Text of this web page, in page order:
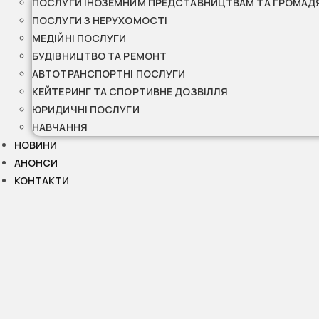
ПОСЛУГИ З НЕРУХОМОСТІ
МЕДІЙНІ ПОСЛУГИ
БУДІВНИЦТВО ТА РЕМОНТ
АВТОТРАНСПОРТНІ ПОСЛУГИ
КЕЙТЕРИНГ ТА СПОРТИВНЕ ДОЗВІЛЛЯ
ЮРИДИЧНІ ПОСЛУГИ
НАВЧАННЯ
НОВИНИ
АНОНСИ
КОНТАКТИ